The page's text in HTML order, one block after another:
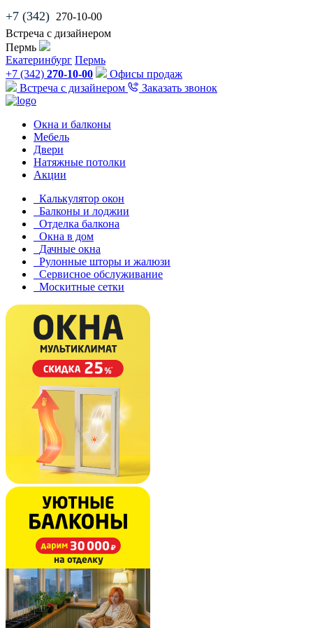
+7 (342) 270-10-00
Встреча с дизайнером
Пермь
Екатеринбург Пермь
+7 (342) 270-10-00
Офисы продаж
Встреча с дизайнером
Заказать звонок
Окна и балконы
Мебель
Двери
Натяжные потолки
Акции
Калькулятор окон
Балконы и лоджии
Отделка балкона
Окна в дом
Дачные окна
Рулонные шторы и жалюзи
Сервисное обслуживание
Москитные сетки